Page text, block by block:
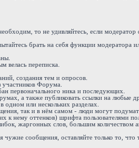
то не удивляйтесь, если модератор
брать на себя функции
велась переписка.
создания тем и опросов.
участников Форума.
первоначального ника и последующих.
а также публиковать ссылки на любые
или нескольких разделах.
так и в нём самом - люди могут
к нему оттенков) шрифта пользователями
жаргонных слов, большим
сообщения, оставляйте только то, что